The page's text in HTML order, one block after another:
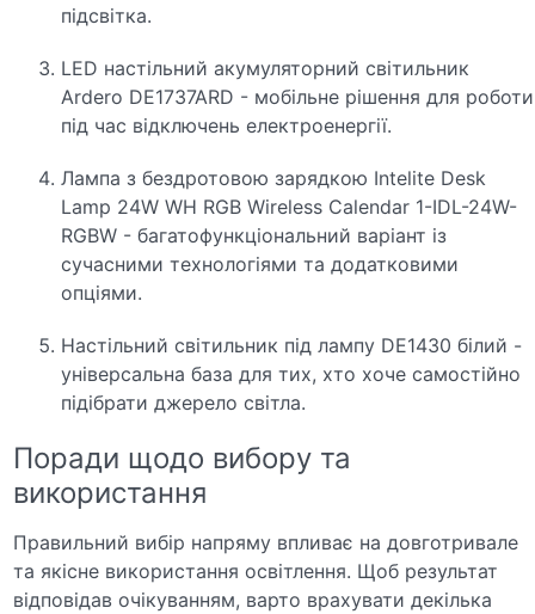
підсвітка.
LED настільний акумуляторний світильник
Ardero DE1737ARD - мобільне рішення для роботи
під час відключень електроенергії.
Лампа з бездротовою зарядкою Intelite Desk
Lamp 24W WH RGB Wireless Calendar 1-IDL-24W-
RGBW - багатофункціональний варіант із
сучасними технологіями та додатковими
опціями.
Настільний світильник під лампу DE1430 білий -
універсальна база для тих, хто хоче самостійно
підібрати джерело світла.
Поради щодо вибору та
використання
Правильний вибір напряму впливає на довготривале
та якісне використання освітлення. Щоб результат
відповідав очікуванням, варто врахувати декілька